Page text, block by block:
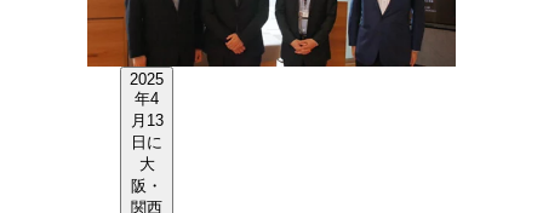
2025
年4
月13
日に
大
阪・
関西